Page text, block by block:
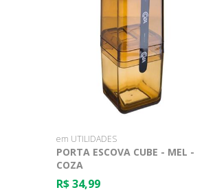
em UTILIDADES
PORTA ESCOVA CUBE - MEL -
COZA
R$ 34,99